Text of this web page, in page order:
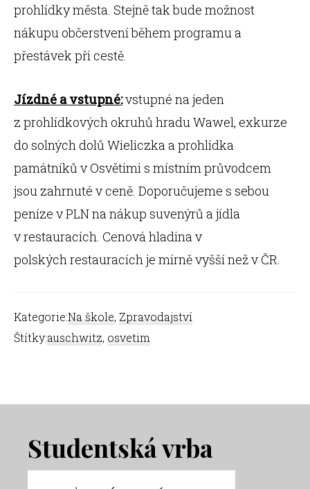
prohlídky města. Stejně tak bude možnost
nákupu občerstvení během programu a
přestávek při cestě.
Jízdné a vstupné:vstupné na jeden
z prohlídkových okruhů hradu Wawel, exkurze
do solných dolů Wieliczka a prohlídka
památníků v Osvětimi s místním průvodcem
jsou zahrnuté v ceně. Doporučujeme s sebou
peníze v PLN na nákup suvenýrů a jídla
v restauracích. Cenová hladina v
polských restauracích je mírně vyšší než v ČR.
Kategorie:Na škole, Zpravodajství
Štítky:auschwitz, osvetim
Footer
Studentská vrba